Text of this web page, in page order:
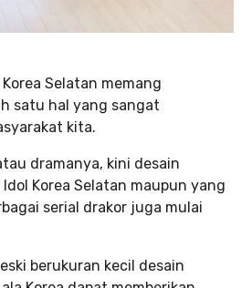
Selatan memang
satu hal yang sangat
kita.
dramanya, kini desain
Korea Selatan maupun yang
serial drakor juga mulai
berukuran kecil desain